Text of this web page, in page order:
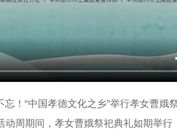
“中国孝德文化之乡”举行孝女曹娥
动周期间，孝女曹娥祭祀典礼如期举